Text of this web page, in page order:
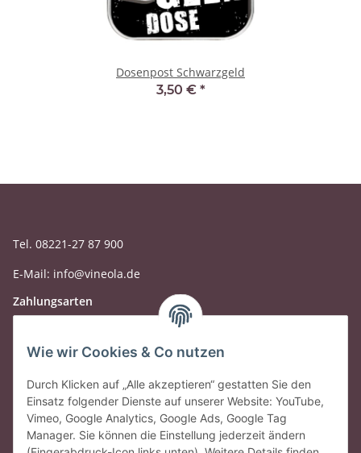
Dosenpost Schwarzgeld
3,50 € *
Tel. 08221-27 87 900
E-Mail: info@vineola.de
Zahlungsarten
Wie wir Cookies & Co nutzen
Durch Klicken auf „Alle akzeptieren“ gestatten Sie den
Einsatz folgender Dienste auf unserer Website: YouTube,
Vimeo, Google Analytics, Google Ads, Google Tag
Manager. Sie können die Einstellung jederzeit ändern